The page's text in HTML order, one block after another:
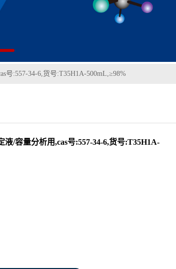
号:557-34-6,货号:T35H1A-500mL,≥98%
/容量分析用,cas号:557-34-6,货号:T35H1A-